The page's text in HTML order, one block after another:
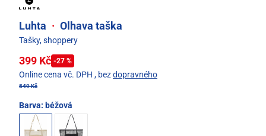
Luhta · Olhava taška
Tašky, shoppery
399 Kč -27 %
Online cena vč. DPH , bezdopravného
549 Kč
Barva: béžová